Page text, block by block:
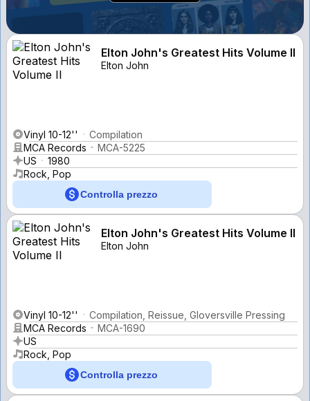
Elton John's Greatest Hits Volume II
Elton John
Vinyl 10-12''
Compilation
MCA Records
MCA-5225
US
1980
Rock, Pop
Controlla prezzo
Elton John's Greatest Hits Volume II
Elton John
Vinyl 10-12''
Compilation, Reissue, Gloversville Pressing
MCA Records
MCA-1690
US
Rock, Pop
Controlla prezzo